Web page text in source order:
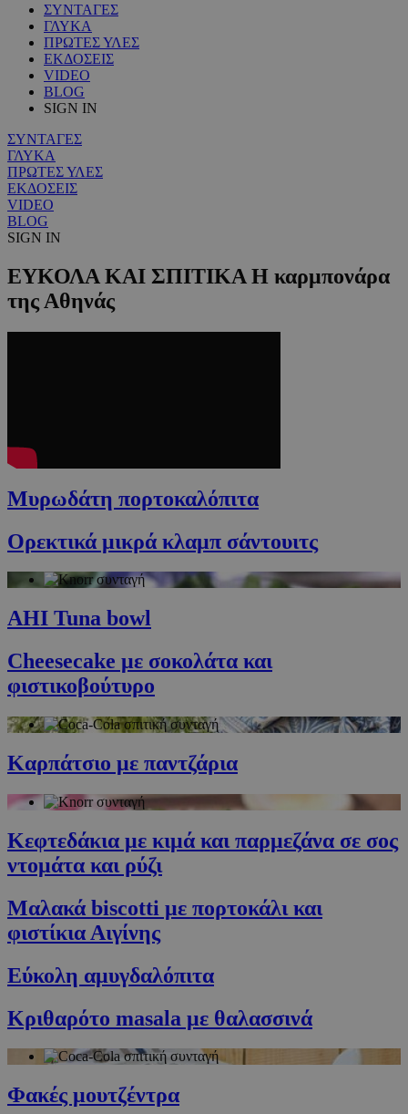
ΣΥΝΤΑΓΕΣ
ΓΛΥΚΑ
ΠΡΩΤΕΣ ΥΛΕΣ
ΕΚΔΟΣΕΙΣ
VIDEO
BLOG
SIGN IN
ΣΥΝΤΑΓΕΣ
ΓΛΥΚΑ
ΠΡΩΤΕΣ ΥΛΕΣ
ΕΚΔΟΣΕΙΣ
VIDEO
BLOG
SIGN IN
ΕΥΚΟΛΑ ΚΑΙ ΣΠΙΤΙΚΑ Η καρμπονάρα
της Αθηνάς
Μυρωδάτη πορτοκαλόπιτα
Ορεκτικά μικρά κλαμπ σάντουιτς
AHI Tuna bowl
Cheesecake με σοκολάτα και
φιστικοβούτυρο
Καρπάτσιο με παντζάρια
Κεφτεδάκια με κιμά και παρμεζάνα σε σος
ντομάτα και ρύζι
Μαλακά biscotti με πορτοκάλι και
φιστίκια Αιγίνης
Εύκολη αμυγδαλόπιτα
Κριθαρότο masala με θαλασσινά
Φακές μουτζέντρα